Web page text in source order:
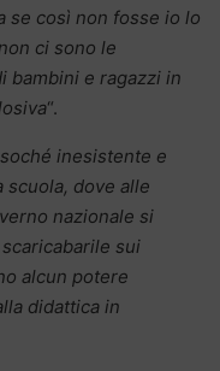
se così non fosse io lo
ci sono le
bambini e ragazzi in
“.
inesistente e
dove alle
nazionale si
sui
alcun potere
didattica in